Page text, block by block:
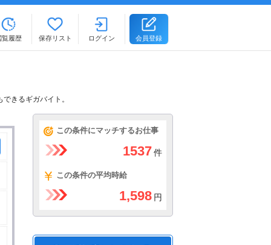
覧履歴 保存リスト ログイン 会員登録
きるギガバイト。
この条件にマッチするお仕事
1537 件
この条件の平均時給
1,598 円